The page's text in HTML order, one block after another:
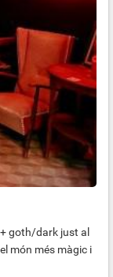
goth/dark just al
món més màgic i